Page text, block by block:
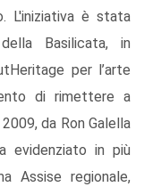
L'iniziativa è stata
Basilicata, in
per l’arte
di rimettere a
da Ron Galella
evidenziato in più
Assise regionale,